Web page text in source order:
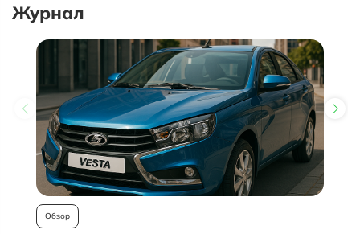
Журнал
Обзор